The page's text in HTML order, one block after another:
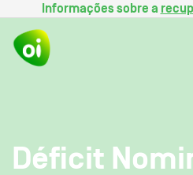
Informações sobre a
Déficit